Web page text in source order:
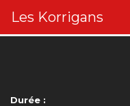
Les Korrigans
Durée :